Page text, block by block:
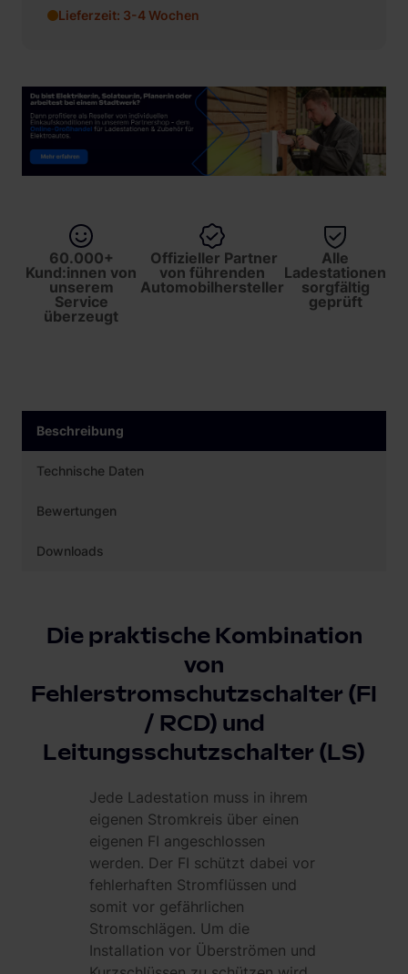
Lieferzeit: 3-4 Wochen
60.000+
Kund:innen von
unserem
Service
überzeugt
Offizieller Partner
von führenden
Automobilhersteller
Alle
Ladestationen
sorgfältig
geprüft
Beschreibung
Technische Daten
Bewertungen
Downloads
Die praktische Kombination
von
Fehlerstromschutzschalter (FI
/ RCD) und
Leitungsschutzschalter (LS)
Jede Ladestation muss in ihrem
eigenen Stromkreis über einen
eigenen FI angeschlossen
werden. Der FI schützt dabei vor
fehlerhaften Stromflüssen und
somit vor gefährlichen
Stromschlägen. Um die
Installation vor Überströmen und